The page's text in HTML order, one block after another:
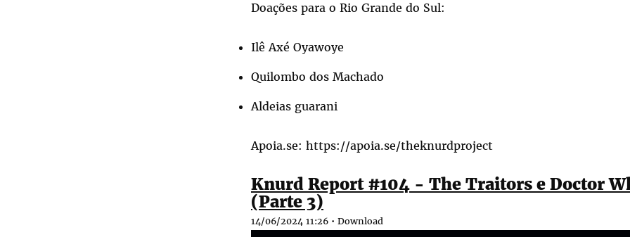
Doações para o Rio Grande do Sul:
Ilê Axé Oyawoye
Quilombo dos Machado
Aldeias guarani
Apoia.se: https://apoia.se/theknurdproject
Knurd Report #104 - The Traitors e Doctor
(Parte 3)
14/06/2024 11:26 • Download